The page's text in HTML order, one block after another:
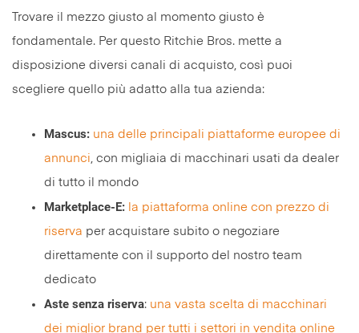
Trovare il mezzo giusto al momento giusto è
fondamentale. Per questo Ritchie Bros. mette a
disposizione diversi canali di acquisto, così puoi
scegliere quello più adatto alla tua azienda:
Mascus: una delle principali piattaforme europee di
annunci, con migliaia di macchinari usati da dealer
di tutto il mondo
Marketplace‑E: la piattaforma online con prezzo di
riserva per acquistare subito o negoziare
direttamente con il supporto del nostro team
dedicato
Aste senza riserva: una vasta scelta di macchinari
dei miglior brand per tutti i settori in vendita online